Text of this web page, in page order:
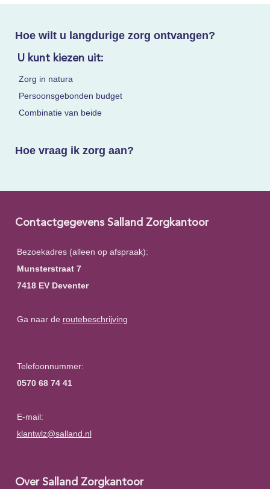
Hoe wilt u langdurige zorg ontvangen?
U kunt kiezen uit:
Zorg in natura
Persoonsgebonden budget
Combinatie van beide
Hoe vraag ik zorg aan?
Contactgegevens Salland Zorgkantoor
Bezoekadres (alleen op afspraak):
Munsterstraat 7
7418 EV Deventer
Ga naar de routebeschrijving
Telefoonnummer:
0570 68 74 41
E-mail:
klantwlz@salland.nl
Over Salland Zorgkantoor